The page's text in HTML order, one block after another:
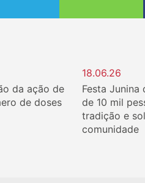
da ação de
de doses
18.06.26
Festa Junina
de 10 mil
tradição e
comunidade